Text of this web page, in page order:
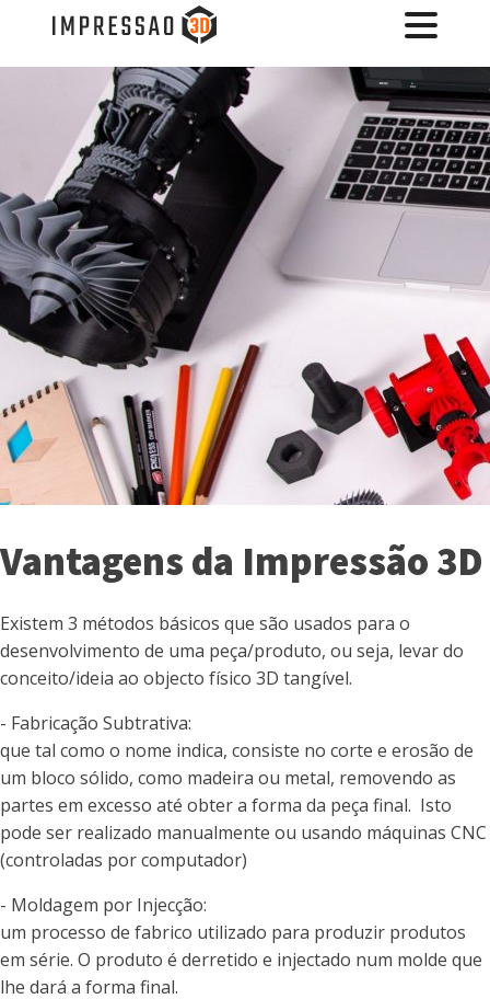
Vantagens da Impressão 3D
Existem 3 métodos básicos que são usados para o
desenvolvimento de uma peça/produto, ou seja, levar do
conceito/ideia ao objecto físico 3D tangível.
- Fabricação Subtrativa:
que tal como o nome indica, consiste no corte e erosão de
um bloco sólido, como madeira ou metal, removendo as
partes em excesso até obter a forma da peça final. Isto
pode ser realizado manualmente ou usando máquinas CNC
(controladas por computador)
- Moldagem por Injecção:
um processo de fabrico utilizado para produzir produtos
em série. O produto é derretido e injectado num molde que
lhe dará a forma final.